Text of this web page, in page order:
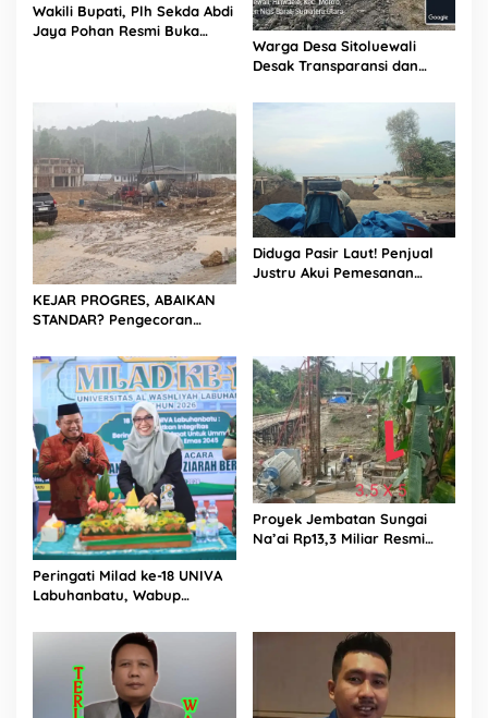
Wakili Bupati, Plh Sekda Abdi
Jaya Pohan Resmi Buka
Warga Desa Sitoluewali
Desak Transparansi dan
Jalan, Diduga Minim
KEJAR PROGRES, ABAIKAN
STANDAR? Pengecoran
Rp87,34 Miliar Sukma Nias,
Konsultan, Pengawas dan
PPK Bungkam
Diduga Pasir Laut! Penjual
Justru Akui Pemesanan
Peringati Milad ke-18 UNIVA
Labuhanbatu, Wabup
Unggul Menuju Indonesia
Proyek Jembatan Sungai
Na’ai Rp13,3 Miliar Resmi